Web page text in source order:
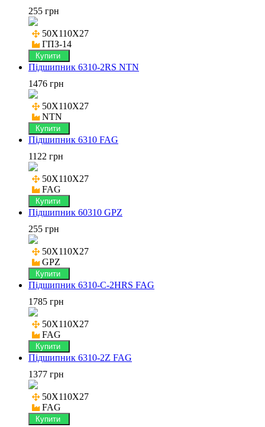
255 грн
50X110X27
ГПЗ-14
Купити
Підшипник 6310-2RS NTN
1476 грн
50X110X27
NTN
Купити
Підшипник 6310 FAG
1122 грн
50X110X27
FAG
Купити
Підшипник 60310 GPZ
255 грн
50X110X27
GPZ
Купити
Підшипник 6310-C-2HRS FAG
1785 грн
50X110X27
FAG
Купити
Підшипник 6310-2Z FAG
1377 грн
50X110X27
FAG
Купити